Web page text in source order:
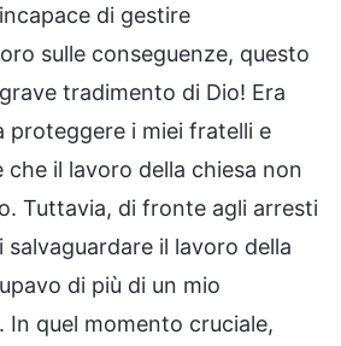
di gestire
sulle conseguenze, questo
tradimento di Dio! Era
proteggere i miei fratelli e
che il lavoro della chiesa non
Tuttavia, di fronte agli arresti
salvaguardare il lavoro della
di più di un mio
In quel momento cruciale,